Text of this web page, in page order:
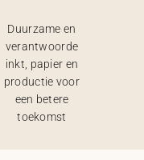
Duurzame en
verantwoorde
inkt, papier en
productie voor
een betere
toekomst